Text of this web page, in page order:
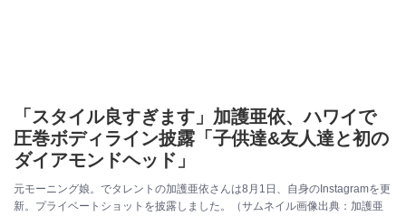
「スタイル良すぎます」加護亜依、ハワイで
圧巻ボディライン披露「子供達&友人達と初の
ダイアモンドヘッド」
元モーニング娘。でタレントの加護亜依さんは8月1日、自身のInstagramを更
新。プライベートショットを披露しました。（サムネイル画像出典：加護亜